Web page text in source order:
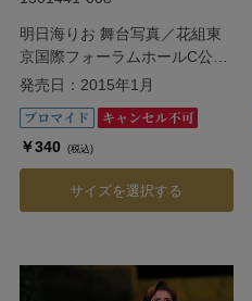
明日海りお 舞台写真／花組東
京国際フォーラムホールC公演
『Ernest in Love』
発売日：2015年1月
￥340 (税込)
サイズを選択する